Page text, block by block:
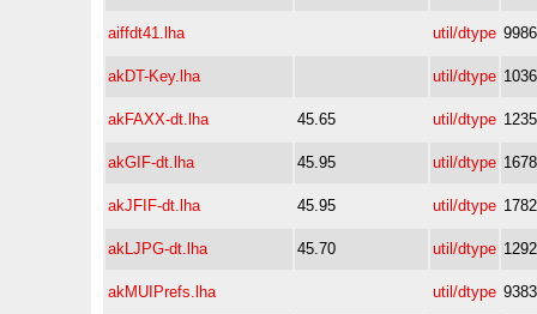
aiffdt41.lha util/dtype 9986
akDT-Key.lha util/dtype
akFAXX-dt.lha 45.65 util/dtype
akGIF-dt.lha 45.95 util/dtype
akJFIF-dt.lha 45.95 util/dtype
akLJPG-dt.lha 45.70 util/dtype
akMUIPrefs.lha util/dtype 9383